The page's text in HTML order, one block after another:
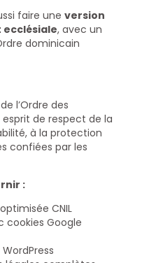
faire une version
, avec un
dominicain
l’Ordre des
esprit de respect de la
à la protection
confiées par les
:
CNIL
cookies Google